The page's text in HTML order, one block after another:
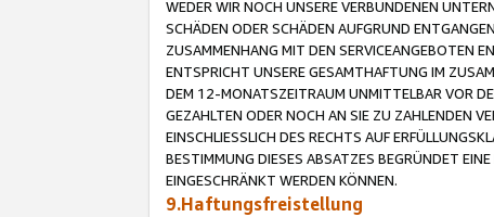
WEDER WIR NOCH UNSERE VERBUNDENEN
SCHÄDEN ODER SCHÄDEN AUFGRUND
ZUSAMMENHANG MIT DEN SERVICEANGEBOTEN
ENTSPRICHT UNSERE GESAMTHAFTUNG IM
DEM 12-MONATSZEITRAUM UNMITTELBAR VOR
GEZAHLTEN ODER NOCH AN SIE ZU ZAHLENDEN
EINSCHLIESSLICH DES RECHTS AUF
BESTIMMUNG DIESES ABSATZES BEGRÜNDET
EINGESCHRÄNKT WERDEN KÖNNEN.
9.Haftungsfreistellung